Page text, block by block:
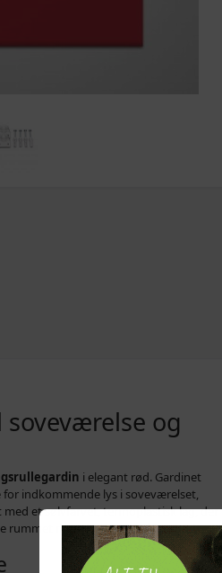
og
i elegant rød. Gardinet
for indkommende lys i soveværelset,
et sølvfarvet, termoplastisk lag, der
rummet mere behageligt året rundt.